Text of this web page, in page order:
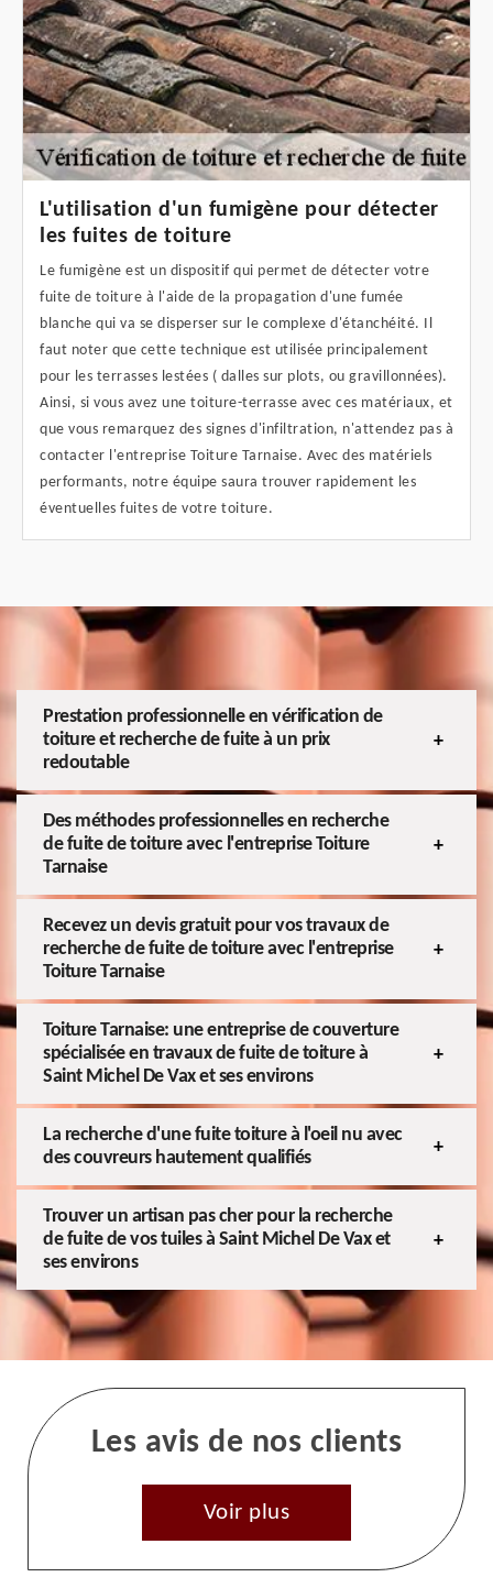
L'utilisation d'un fumigène pour détecter
les fuites de toiture
Le fumigène est un dispositif qui permet de détecter votre
fuite de toiture à l'aide de la propagation d'une fumée
blanche qui va se disperser sur le complexe d'étanchéité. Il
faut noter que cette technique est utilisée principalement
pour les terrasses lestées ( dalles sur plots, ou gravillonnées).
Ainsi, si vous avez une toiture-terrasse avec ces matériaux, et
que vous remarquez des signes d'infiltration, n'attendez pas à
contacter l'entreprise Toiture Tarnaise. Avec des matériels
performants, notre équipe saura trouver rapidement les
éventuelles fuites de votre toiture.
Prestation professionnelle en vérification de
toiture et recherche de fuite à un prix
redoutable
Des méthodes professionnelles en recherche
de fuite de toiture avec l'entreprise Toiture
Tarnaise
Recevez un devis gratuit pour vos travaux de
recherche de fuite de toiture avec l'entreprise
Toiture Tarnaise
Toiture Tarnaise: une entreprise de couverture
spécialisée en travaux de fuite de toiture à
Saint Michel De Vax et ses environs
La recherche d'une fuite toiture à l'oeil nu avec
des couvreurs hautement qualifiés
Trouver un artisan pas cher pour la recherche
de fuite de vos tuiles à Saint Michel De Vax et
ses environs
Les avis de nos clients
Voir plus